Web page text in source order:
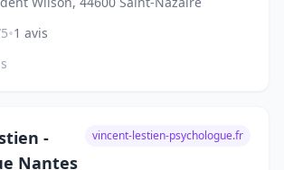
•1 avis
-
Nantes
vincent-lestien-psychologue.fr